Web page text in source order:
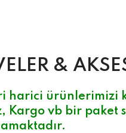
& AK
harici ürünlerimizi
Kargo vb bir paket